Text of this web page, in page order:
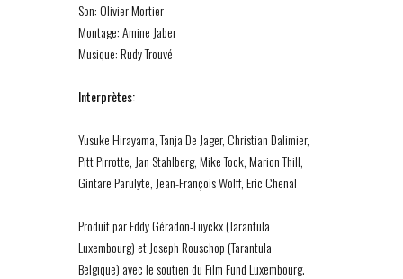
Son: Olivier Mortier
Montage: Amine Jaber
Musique: Rudy Trouvé
Interprètes:
Yusuke Hirayama, Tanja De Jager, Christian Dalimier,
Pitt Pirrotte, Jan Stahlberg, Mike Tock, Marion Thill,
Gintare Parulyte, Jean-François Wolff, Eric Chenal
Produit par Eddy Géradon-Luyckx (Tarantula
Luxembourg) et Joseph Rouschop (Tarantula
Belgique) avec le soutien du Film Fund Luxembourg.